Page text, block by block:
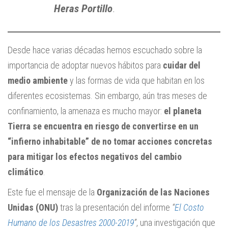
Heras Portillo.
Desde hace varias décadas hemos escuchado sobre la
importancia de adoptar nuevos hábitos para cuidar del
medio ambientey las formas de vida que habitan en los
diferentes ecosistemas. Sin embargo, aún tras meses de
confinamiento, la amenaza es mucho mayor: el planeta
Tierra se encuentra en riesgo de convertirse en un
“infierno inhabitable” de no tomar acciones concretas
para mitigar los efectos negativos del cambio
climático
Este fue el mensaje de la Organización de las Naciones
Unidas (ONU)tras la presentación del informe “El Costo
Humano de los Desastres 2000-2019”, una investigación que